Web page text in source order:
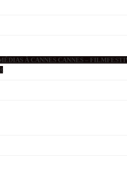
À CANNES CANNES –